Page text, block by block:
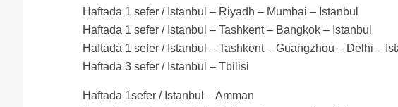
Haftada 1 sefer / Istanbul – Riyadh – Mumbai – Istanbul
Haftada 1 sefer / Istanbul – Tashkent – Bangkok – Istanbul
Haftada 1 sefer / Istanbul – Tashkent – Guangzhou – Delhi –
Haftada 3 sefer / Istanbul – Tbilisi
Haftada 1sefer / Istanbul – Amman